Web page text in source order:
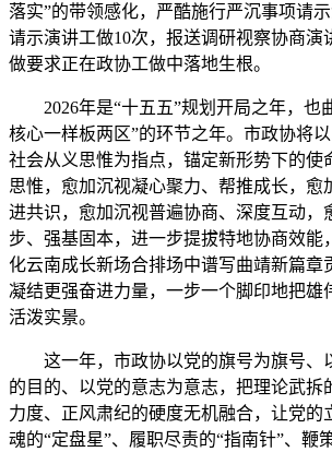
落实”的带领感化，严酷施行严沉事项请
请示演讲工做10次，报送调研视察协商演
做要求正在政协工做中落地生根。
2026年是“十五五”规划开局之年，也
核心一样板两区”的环节之年。市政协将
社会从义思惟为指点，锚定新形势下的使
思惟，愈加沉视凝心聚力、帮推成长，愈
进共识，愈加沉视普遍协商、深度互动，
步、强基固本，进一步提拔特地协商效能
化云南成长新场合排场中谱写曲靖新篇章
凝结更强奋进力量，一步一个脚印地把雄
活泼实景。
这一年，市政协以党的旗号为旗号、
的目的、以党的意志为意志，把理论武拆
力度、正风肃纪的硬度无机融合，让党的
魂的“定盘星”、履职尽责的“指南针”、鞭